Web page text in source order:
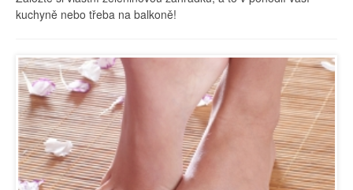
kuchyně nebo třeba na balkoně!